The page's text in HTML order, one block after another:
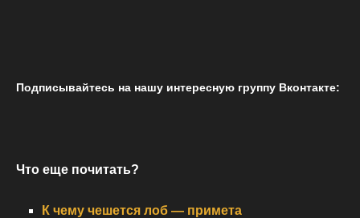
Подписывайтесь на нашу интересную группу Вконтакте:
Что еще почитать?
К чему чешется лоб — примета